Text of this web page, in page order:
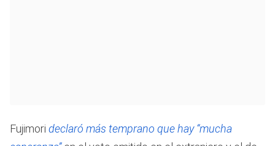
Fujimori declaró más temprano que hay “mucha